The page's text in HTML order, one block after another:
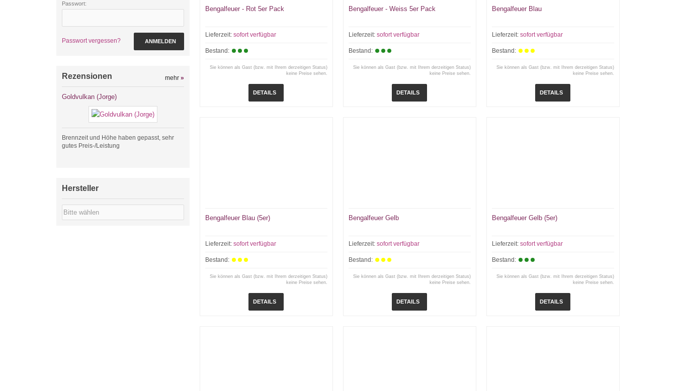
Bengalfeuer - Rot 5er Pack
Lieferzeit: sofort verfügbar
Bestand:
Sie können als Gast (bzw. mit Ihrem derzeitigen Status)
keine Preise sehen.
DETAILS
Bengalfeuer - Weiss 5er Pack
Lieferzeit: sofort verfügbar
Bestand:
Sie können als Gast (bzw. mit Ihrem derzeitigen Status)
keine Preise sehen.
DETAILS
Bengalfeuer Blau
Lieferzeit: sofort verfügbar
Bestand:
Sie können als Gast (bzw. mit Ihrem derzeitigen Status)
keine Preise sehen.
DETAILS
Bengalfeuer Blau (5er)
Lieferzeit: sofort verfügbar
Bestand:
Sie können als Gast (bzw. mit Ihrem derzeitigen Status)
keine Preise sehen.
DETAILS
Bengalfeuer Gelb
Lieferzeit: sofort verfügbar
Bestand:
Sie können als Gast (bzw. mit Ihrem derzeitigen Status)
keine Preise sehen.
DETAILS
Bengalfeuer Gelb (5er)
Lieferzeit: sofort verfügbar
Bestand:
Sie können als Gast (bzw. mit Ihrem derzeitigen Status)
keine Preise sehen.
DETAILS
Passwort:
Passwort vergessen? ANMELDEN
Rezensionen mehr »
Goldvulkan (Jorge)
Brennzeit und Höhe haben gepasst, sehr
gutes Preis-/Leistung
Hersteller